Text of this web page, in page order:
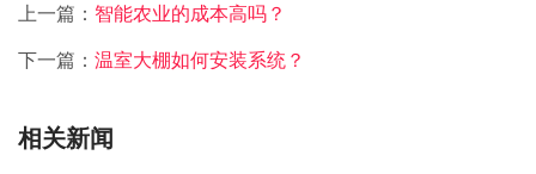
上一篇： 智能农业的成本高吗？
下一篇： 温室大棚如何安装系统？
相关新闻